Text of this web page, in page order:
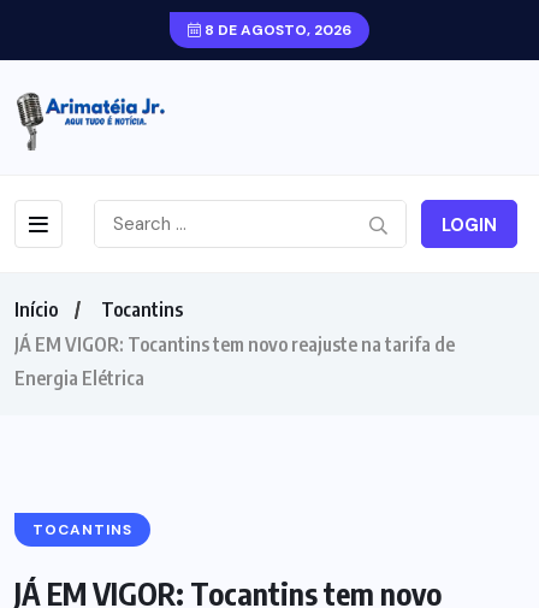
8 DE AGOSTO, 2026
LOGIN
Início
Tocantins
JÁ EM VIGOR: Tocantins tem novo reajuste na tarifa de
Energia Elétrica
TOCANTINS
JÁ EM VIGOR: Tocantins tem novo